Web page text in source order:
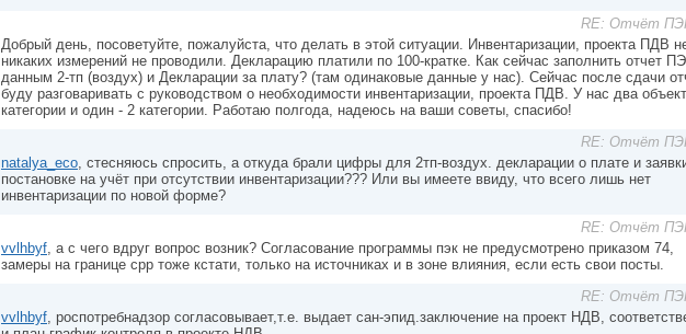
RE: Отчёт
Добрый день, посоветуйте, пожалуйста, что делать в этой ситуации. Инвентаризации, проекта ПДВ
никаких измерений не проводили. Декларацию платили по 100-кратке. Как сейчас заполнить отчет
данным 2-тп (воздух) и Декларации за плату? (там одинаковые данные у нас). Сейчас после сдачи
буду разговаривать с руководством о необходимости инвентаризации, проекта ПДВ. У нас два
категории и один - 2 категории. Работаю полгода, надеюсь на ваши советы, спасибо!
RE: Отчёт
natalya_eco, стесняюсь спросить, а откуда брали цифры для 2тп-воздух. декларации о плате и
постановке на учёт при отсутствии инвентаризации??? Или вы имеете ввиду, что всего лишь нет
инвентаризации по новой форме?
RE: Отчёт
vvlhbyf, а с чего вдруг вопрос возник? Согласование программы пэк не предусмотрено приказом 74,
замеры на границе cpp тоже кстати, только на источниках и в зоне влияния, если есть свои посты.
RE: Отчёт
vvlhbyf, роспотребнадзор согласовывает,т.е. выдает сан-эпид.заключение на проект НДВ,